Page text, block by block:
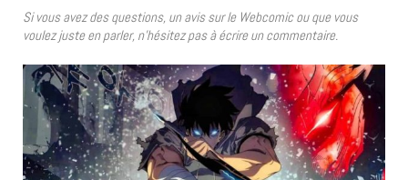
Si vous avez des questions, un avis sur le Webcomic ou que vous
voulez juste en parler, n’hésitez pas à écrire un commentaire.